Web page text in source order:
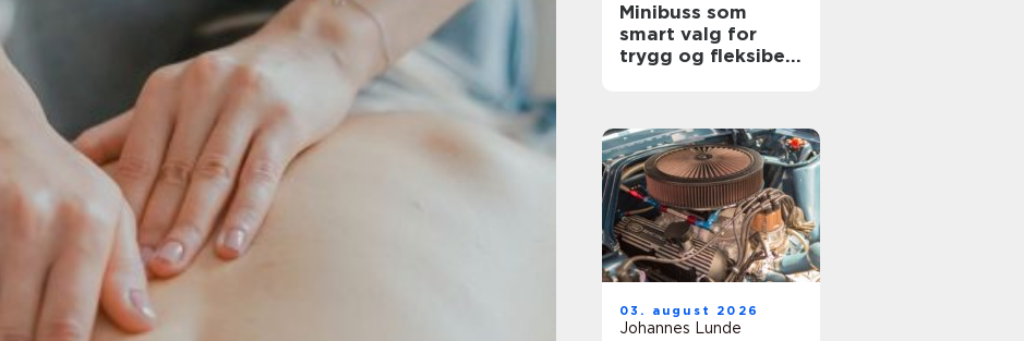
Minibuss som
smart valg for
trygg og fleksibel
03. august 2026
Johannes Lunde